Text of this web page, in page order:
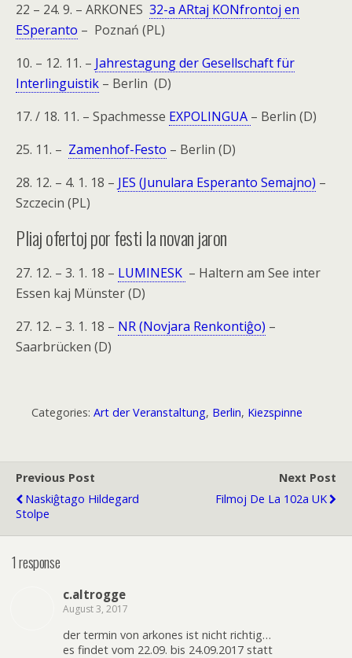
22 – 24. 9. – ARKONES 32-a ARtaj KONfrontoj en
ESperanto – Poznań (PL)
10. – 12. 11. – Jahrestagung der Gesellschaft für
Interlinguistik – Berlin (D)
17. / 18. 11. – Spachmesse EXPOLINGUA – Berlin (D)
25. 11. – Zamenhof-Festo – Berlin (D)
28. 12. – 4. 1. 18 – JES (Junulara Esperanto Semajno) –
Szczecin (PL)
Pliaj ofertoj por festi la novan jaron
27. 12. – 3. 1. 18 – LUMINESK – Haltern am See inter
Essen kaj Münster (D)
27. 12. – 3. 1. 18 – NR (Novjara Renkontiĝo) –
Saarbrücken (D)
Categories: Art der Veranstaltung, Berlin, Kiezspinne
Previous Post
Naskiĝtago Hildegard
Stolpe
Next Post
Filmoj De La 102a UK
1 response
c.altrogge
August 3, 2017
der termin von arkones ist nicht richtig…
es findet vom 22.09. bis 24.09.2017 statt